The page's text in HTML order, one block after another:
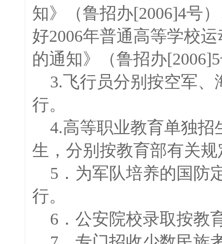
知》（鲁招办[2006]4号
好2006年普通高等学校
的通知》（鲁招办
3.飞行员分别按空军、
行。
4.高等职业教育单独招
生，分别按教育部有关
5．为军队培养的国防
行。
6．公安院校录取按教